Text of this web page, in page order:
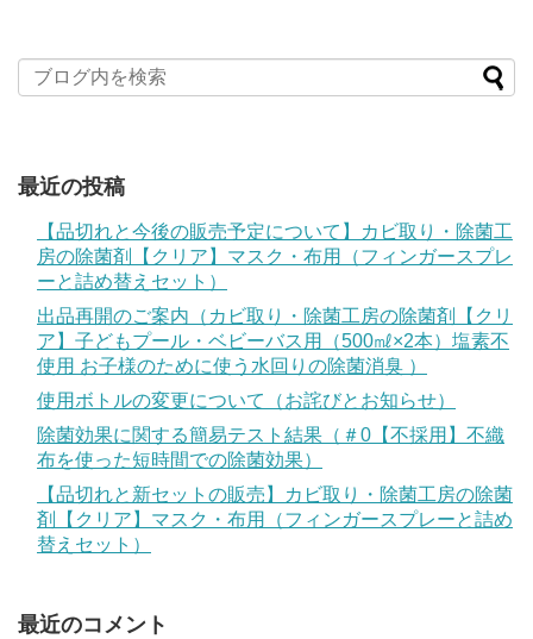
最近の投稿
【品切れと今後の販売予定について】カビ取り・除菌工
房の除菌剤【クリア】マスク・布用（フィンガースプレ
ーと詰め替えセット）
出品再開のご案内（カビ取り・除菌工房の除菌剤【クリ
ア】子どもプール・ベビーバス用（500㎖×2本）塩素不
使用 お子様のために使う水回りの除菌消臭 ）
使用ボトルの変更について（お詫びとお知らせ）
除菌効果に関する簡易テスト結果（＃0【不採用】不織
布を使った短時間での除菌効果）
【品切れと新セットの販売】カビ取り・除菌工房の除菌
剤【クリア】マスク・布用（フィンガースプレーと詰め
替えセット）
最近のコメント